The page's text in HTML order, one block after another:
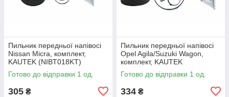
Пильник передньої напівосі
Nissan Micra, комплект,
KAUTEK (NIBT018KT)
Готово до відправки 1 од.
305 ₴
Пильник передньої напівосі
Opel Agila/Suzuki Wagon,
комплект, KAUTEK
(OPBT022KT)
Готово до відправки 1 од.
334 ₴